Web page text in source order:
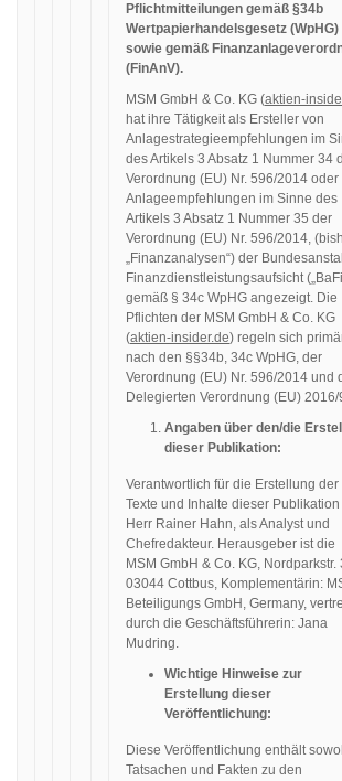
Pflichtmitteilungen gemäß §34b
Wertpapierhandelsgesetz (WpHG)
sowie gemäß
(FinAnV).
MSM GmbH & Co. KG (aktien-
hat ihre Tätigkeit als Ersteller von
Anlagestrategieempfehlungen im
des Artikels 3 Absatz 1 Nummer 34
Verordnung (EU) Nr. 596/2014 oder
Anlageempfehlungen im Sinne des
Artikels 3 Absatz 1 Nummer 35 der
Verordnung (EU) Nr. 596/2014,
„Finanzanalysen“) der
Finanzdienstleistungsaufsicht
gemäß § 34c WpHG angezeigt. Die
Pflichten der MSM GmbH & Co. KG
(aktien-insider.de) regeln sich
nach den §§34b, 34c WpHG, der
Verordnung (EU) Nr. 596/2014 und
Delegierten Verordnung (EU) 2016/
Angaben über den/die
dieser Publikation:
Verantwortlich für die Erstellung der
Texte und Inhalte dieser Publikation
Herr Rainer Hahn, als Analyst und
Chefredakteur. Herausgeber ist die
MSM GmbH & Co. KG, Nordparkstr.
03044 Cottbus, Komplementärin:
Beteiligungs GmbH, Germany,
durch die Geschäftsführerin: Jana
Mudring.
Wichtige Hinweise zur
Erstellung dieser
Veröffentlichung:
Diese Veröffentlichung enthält
Tatsachen und Fakten zu den